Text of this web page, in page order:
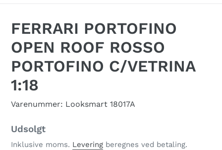
FERRARI PORTOFINO
OPEN ROOF ROSSO
PORTOFINO C/VETRINA
1:18
Varenummer: Looksmart 18017A
Normalpris
Udsolgt
Inklusive moms. Levering beregnes ved betaling.